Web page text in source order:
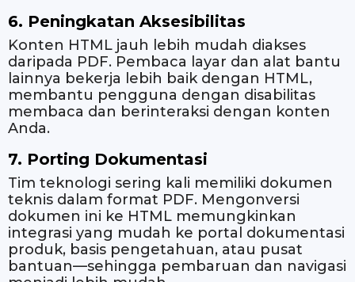
6. Peningkatan Aksesibilitas
Konten HTML jauh lebih mudah diakses
daripada PDF. Pembaca layar dan alat bantu
lainnya bekerja lebih baik dengan HTML,
membantu pengguna dengan disabilitas
membaca dan berinteraksi dengan konten
Anda.
7. Porting Dokumentasi
Tim teknologi sering kali memiliki dokumen
teknis dalam format PDF. Mengonversi
dokumen ini ke HTML memungkinkan
integrasi yang mudah ke portal dokumentasi
produk, basis pengetahuan, atau pusat
bantuan—sehingga pembaruan dan navigasi